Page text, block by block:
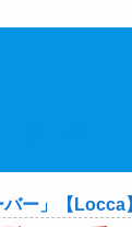
ー」【Locca